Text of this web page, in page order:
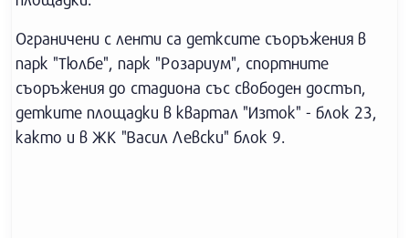
Ограничени с ленти са детксите съоръжения в
парк "Тюлбе", парк "Розариум", спортните
съоръжения до стадиона със свободен достъп,
детките площадки в квартал "Изток" - блок 23,
както и в ЖК "Васил Левски" блок 9.